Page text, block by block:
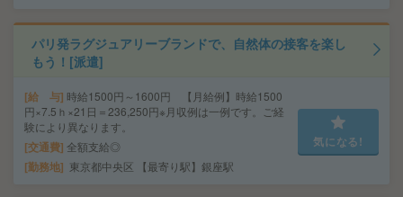
パリ発ラグジュアリーブランドで、自然体の接客を楽し
もう！[派遣]
給 与 時給1500円～1600円 【月給例】時給1500
円×7.5ｈ×21日＝236,250円※月収例は一例です。ご経
験により異なります。
交通費 全額支給◎
勤務地 東京都中央区 【最寄り駅】銀座駅
気になる!